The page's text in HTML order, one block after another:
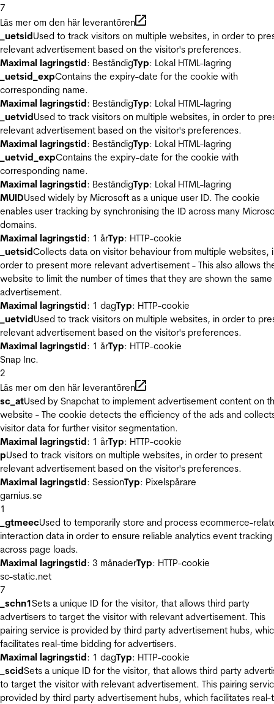
7
Läs mer om den här leverantören
_uetsidUsed to track visitors on multiple websites, in order to
relevant advertisement based on the visitor's preferences.
Maximal lagringstid: BeständigTyp: Lokal HTML-lagring
_uetsid_expContains the expiry-date for the cookie with
corresponding name.
Maximal lagringstid: BeständigTyp: Lokal HTML-lagring
_uetvidUsed to track visitors on multiple websites, in order to
relevant advertisement based on the visitor's preferences.
Maximal lagringstid: BeständigTyp: Lokal HTML-lagring
_uetvid_expContains the expiry-date for the cookie with
corresponding name.
Maximal lagringstid: BeständigTyp: Lokal HTML-lagring
MUIDUsed widely by Microsoft as a unique user ID. The cookie
enables user tracking by synchronising the ID across many
domains.
Maximal lagringstid: 1 årTyp: HTTP-cookie
_uetsidCollects data on visitor behaviour from multiple websites,
order to present more relevant advertisement - This also allows
website to limit the number of times that they are shown the same
advertisement.
Maximal lagringstid: 1 dagTyp: HTTP-cookie
_uetvidUsed to track visitors on multiple websites, in order to
relevant advertisement based on the visitor's preferences.
Maximal lagringstid: 1 årTyp: HTTP-cookie
Snap Inc.
2
Läs mer om den här leverantören
sc_atUsed by Snapchat to implement advertisement content on
website - The cookie detects the efficiency of the ads and
visitor data for further visitor segmentation.
Maximal lagringstid: 1 årTyp: HTTP-cookie
pUsed to track visitors on multiple websites, in order to present
relevant advertisement based on the visitor's preferences.
Maximal lagringstid: SessionTyp: Pixelspårare
garnius.se
1
_gtmeecUsed to temporarily store and process ecommerce-
interaction data in order to ensure reliable analytics event tracking
across page loads.
Maximal lagringstid: 3 månaderTyp: HTTP-cookie
sc-static.net
7
_schn1Sets a unique ID for the visitor, that allows third party
advertisers to target the visitor with relevant advertisement. This
pairing service is provided by third party advertisement hubs,
facilitates real-time bidding for advertisers.
Maximal lagringstid: 1 dagTyp: HTTP-cookie
_scidSets a unique ID for the visitor, that allows third party
to target the visitor with relevant advertisement. This pairing
provided by third party advertisement hubs, which facilitates real-